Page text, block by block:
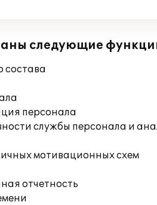
следующие
состава
персонала
службы персонала и
мотивационных схем
отчетность